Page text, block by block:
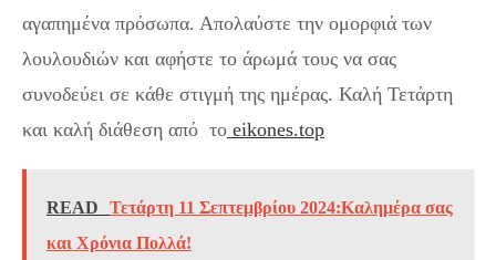
αγαπημένα πρόσωπα. Απολαύστε την ομορφιά των
λουλουδιών και αφήστε το άρωμά τους να σας
συνοδεύει σε κάθε στιγμή της ημέρας. Καλή Τετάρτη
και καλή διάθεση από το eikones.top
READ
Τετάρτη 11 Σεπτεμβρίου 2024:Καλημέρα σας
και Χρόνια Πολλά!